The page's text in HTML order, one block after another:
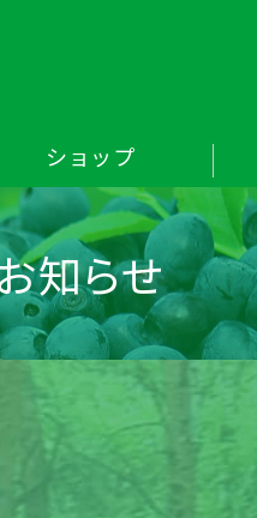
ショップ
知らせ